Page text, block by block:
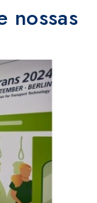
nossas